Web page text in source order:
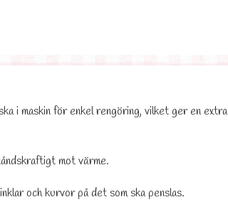
i maskin för enkel rengöring, vilket ger en extra
mot värme.
och kurvor på det som ska penslas.